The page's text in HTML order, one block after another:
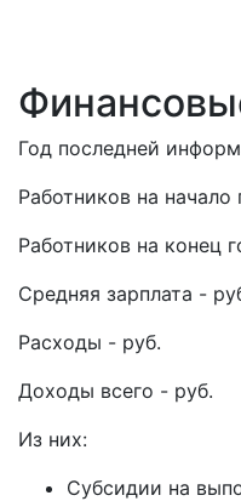
Год последней
Работников на начало
Работников на конец
Средняя зарплата -
Расходы - руб.
Доходы всего - руб.
Из них:
Субсидии на